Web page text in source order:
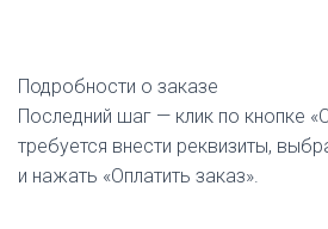
Подробности о заказе
Последний шаг — клик по кнопке
требуется внести реквизиты,
и нажать «Оплатить заказ».